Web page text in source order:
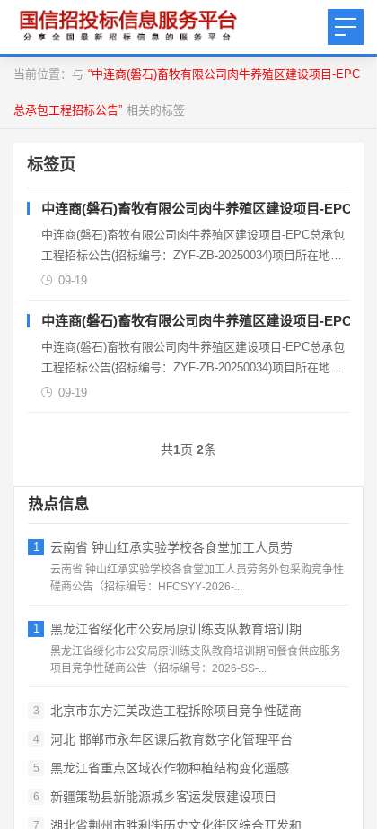
当前位置：与 “中连商(磐石)畜牧有限公司肉牛养殖区建设项目-EPC
总承包工程招标公告” 相关的标签
标签页
中连商(磐石)畜牧有限公司肉牛养殖区建设项目-EPC总
中连商(磐石)畜牧有限公司肉牛养殖区建设项目-EPC总承包
工程招标公告(招标编号：ZYF-ZB-20250034)项目所在地
区，吉林省招标公告(资格后审)1.招
09-19
中连商(磐石)畜牧有限公司肉牛养殖区建设项目-EPC总
中连商(磐石)畜牧有限公司肉牛养殖区建设项目-EPC总承包
工程招标公告(招标编号：ZYF-ZB-20250034)项目所在地
区，吉林省招标公告(资格后审)1.招
09-19
共1页 2条
热点信息
1 云南省 钟山红承实验学校各食堂加工人员劳
云南省 钟山红承实验学校各食堂加工人员劳务外包采购竞争性
磋商公告（招标编号：HFCSYY‑2026‑...
1 黑龙江省绥化市公安局原训练支队教育培训期
黑龙江省绥化市公安局原训练支队教育培训期间餐食供应服务
项目竞争性磋商公告（招标编号：2026‑SS‑...
3 北京市东方汇美改造工程拆除项目竞争性磋商
4 河北 邯郸市永年区课后教育数字化管理平台
5 黑龙江省重点区域农作物种植结构变化遥感
6 新疆策勒县新能源城乡客运发展建设项目
7 湖北省荆州市胜利街历史文化街区综合开发和